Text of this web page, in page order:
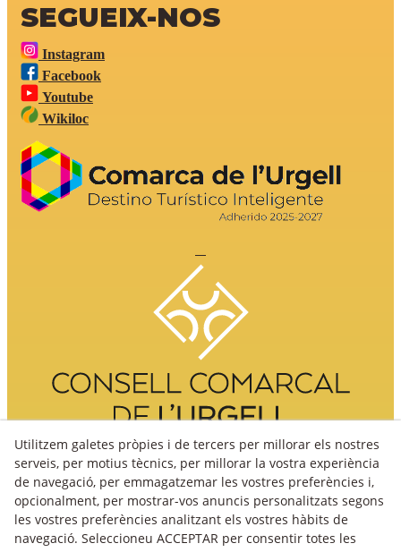
SEGUEIX-NOS
Instagram
Facebook
Youtube
Wikiloc
Utilitzem galetes pròpies i de tercers per millorar els nostres
serveis, per motius tècnics, per millorar la vostra experiència
de navegació, per emmagatzemar les vostres preferències i,
opcionalment, per mostrar-vos anuncis personalitzats segons
les vostres preferències analitzant els vostres hàbits de
navegació. Seleccioneu ACCEPTAR per consentir totes les